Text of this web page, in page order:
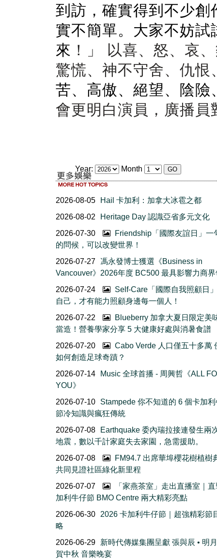
到訪 ， 確實得到不少創
實不簡單。 大家不妨試
來 ！ 」 以喜、 怒、 哀、
驚慌、 神不守舍、 仇恨
苦、 高傲、 絕望、 陰險
會更明白演員 ， 廣播員
Year: Month
2026-08-05
Hail 卡加利：加拿大冰雹之都
2026-08-02
Heritage Day 認識亞省多元文化
2026-07-30
Friendship「國際友誼日」一
的問候，可以改變世界！
2026-07-27
馮永發博士獲選《Business in
Vancouver》2026年度 BC500 最具影響力商
2026-07-24
Self-Care「國際自我照顧日
自己，才有能力照顧身邊每一個人！
2026-07-22
Blueberry 加拿大夏日限定美
當造！營養學家分享 5 大健康好處與消暑食譜
2026-07-20
Cabo Verde 人口僅五十多萬
如何創造足球奇蹟？
2026-07-14
Music 全球首播 - 周興哲《ALL
YOU》
2026-07-10
Stampede 你不知道的 6 個卡加
節冷知識與瘋狂傳統
2026-07-08
Earthquake 委內瑞拉接連發生兩
地震，數以千計家庭失去家園，急需援助。
2026-07-08
FM94.7 出席華埠櫻花樹植
共同見證社區綠化新里程
2026-07-07
「家燕茶室」走出直播室｜
加利牛仔節 BMO Centre 兩大精彩亮點
2026-06-30
2026 卡加利牛仔節｜超強精彩節
略
2026-06-29
新時代傳媒集團呈獻 張與辰 • 明
賀中秋 音樂晚宴